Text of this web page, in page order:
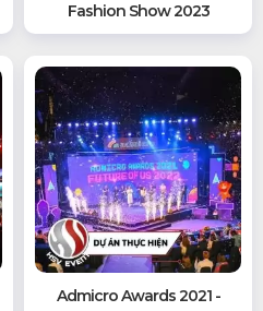
Fashion Show 2023
Admicro Awards 2021 -